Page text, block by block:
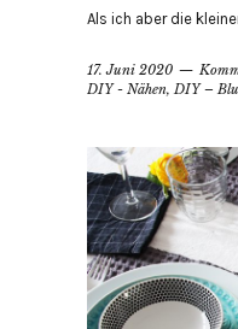
Als ich aber die
17. Juni 2020
DIY - Nähen,DIY –